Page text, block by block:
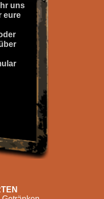
uns
eure